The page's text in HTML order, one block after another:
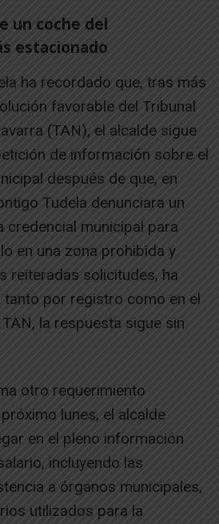
un coche del
estacionado
ha recordado que, tras más
favorable del Tribunal
(TAN), el alcalde sigue
de información sobre el
después de que, en
Tudela denunciara un
credencial municipal para
en una zona prohibida y
reiteradas solicitudes, ha
por registro como en el
la respuesta sigue sin
otro requerimiento
lunes, el alcalde
en el pleno información
incluyendo las
a órganos municipales,
utilizados para la